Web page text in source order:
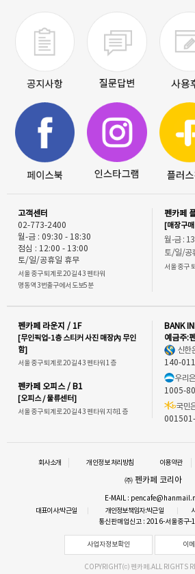
고객센터
02-773-2400
월-금 : 09:30 - 18:30
점심 : 12:00 - 13:00
토/일/공휴일 휴무
서울 중구 퇴계로 20길 43 펜타워
명동역 3번출구에서 도보5분
펜카페
[매장구
월-금 :
토/일/공
서울 중구
펜카페 라운지 / 1F
[무인픽업-1층 스티커 사진 매장內 무인
함]
서울 중구 퇴계로 20길 43 펜타워 1층
펜카페 오피스 / B1
[오피스 / 물류센터]
서울 중구 퇴계로 20길 43 펜타워 지하1층
BANK
예금주:
신한
140-
우리
1005-
국민
회사소개 개인정보 처리방침 이용약관
㈜ 펜카페 코리아
E-MAIL :
대표이사:박근일
개인정보책임자:박근일
통신판매업신고 : 2016-서울중구
사업자정보확인 이
COPYRIGHT⒞ 펜카페.ALL RIGHTS